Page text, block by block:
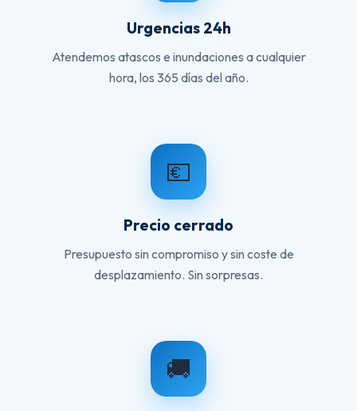
Urgencias 24h
Atendemos atascos e inundaciones a cualquier
hora, los 365 días del año.
💶
Precio cerrado
Presupuesto sin compromiso y sin coste de
desplazamiento. Sin sorpresas.
🚚